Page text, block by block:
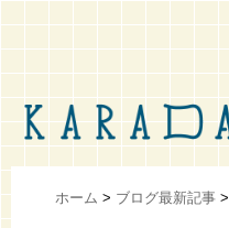
ホーム > ブログ最新記事 >